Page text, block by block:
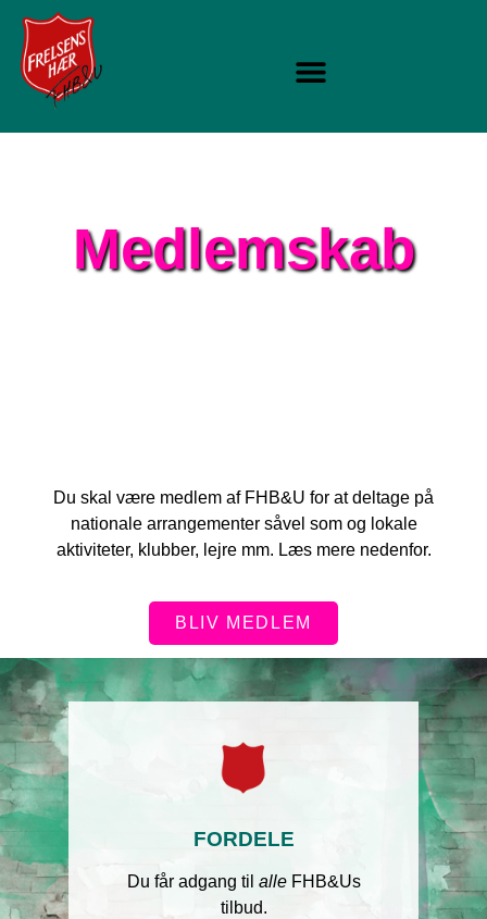
Medlemskab
Du skal være medlem af FHB&U for at deltage på
nationale arrangementer såvel som og lokale
aktiviteter, klubber, lejre mm. Læs mere nedenfor.
BLIV MEDLEM
FORDELE​
Du får adgang til alle FHB&Us
tilbud.